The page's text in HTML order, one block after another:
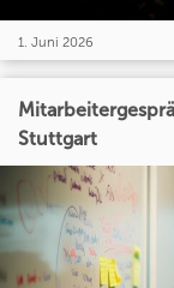
1. Juni 2026
Stuttgart